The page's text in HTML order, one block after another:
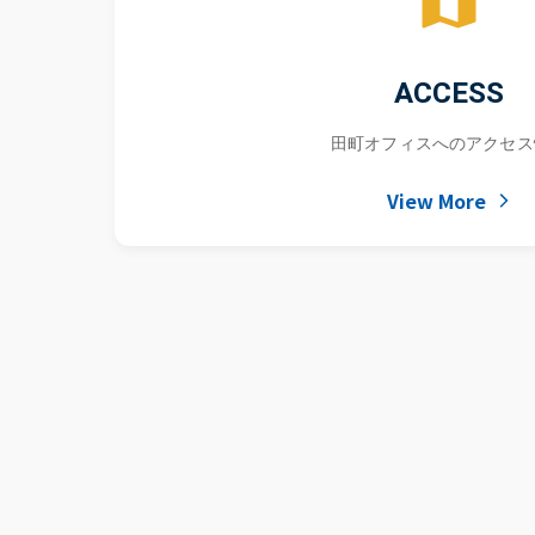
ACCESS
田町オフィスへのアクセ
View More